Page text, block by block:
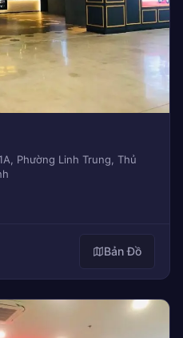
Phường Linh Trung, Thủ
Bản Đồ